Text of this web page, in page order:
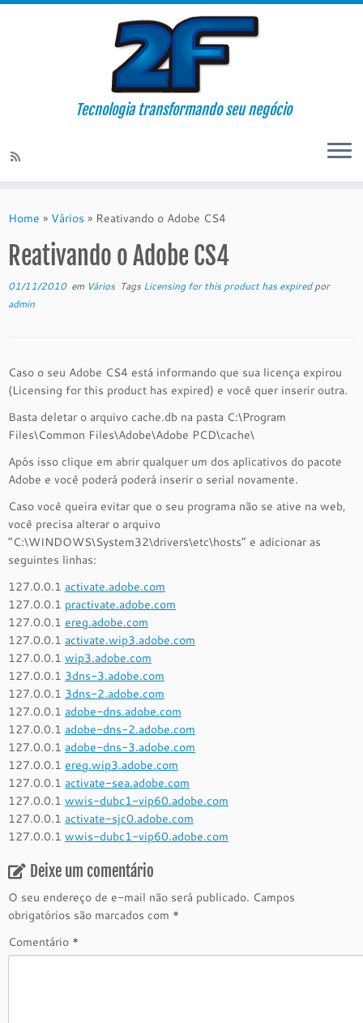
Tecnologia transformando seu negócio
Home » Vários » Reativando o Adobe CS4
Reativando o Adobe CS4
01/11/2010em Vários Tags Licensing for this product has expiredpor
admin
Caso o seu Adobe CS4 está informando que sua licença expirou
(Licensing for this product has expired) e você quer inserir outra.
Basta deletar o arquivo cache.db na pasta C:\Program
Files\Common Files\Adobe\Adobe PCD\cache\
Após isso clique em abrir qualquer um dos aplicativos do pacote
Adobe e você poderá poderá inserir o serial novamente.
Caso você queira evitar que o seu programa não se ative na web,
você precisa alterar o arquivo
“C:\WINDOWS\System32\drivers\etc\hosts” e adicionar as
seguintes linhas:
127.0.0.1 activate.adobe.com
127.0.0.1 practivate.adobe.com
127.0.0.1 ereg.adobe.com
127.0.0.1 activate.wip3.adobe.com
127.0.0.1 wip3.adobe.com
127.0.0.1 3dns-3.adobe.com
127.0.0.1 3dns-2.adobe.com
127.0.0.1 adobe-dns.adobe.com
127.0.0.1 adobe-dns-2.adobe.com
127.0.0.1 adobe-dns-3.adobe.com
127.0.0.1 ereg.wip3.adobe.com
127.0.0.1 activate-sea.adobe.com
127.0.0.1 wwis-dubc1-vip60.adobe.com
127.0.0.1 activate-sjc0.adobe.com
127.0.0.1 wwis-dubc1-vip60.adobe.com
Deixe um comentário
O seu endereço de e-mail não será publicado. Campos
obrigatórios são marcados com *
Comentário *